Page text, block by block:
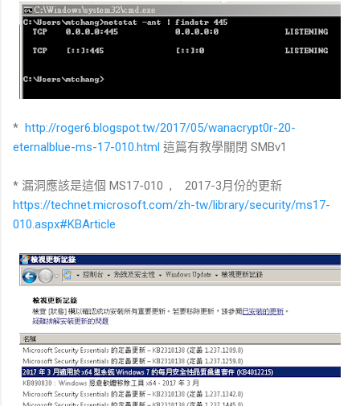
* http://roger6.blogspot.tw/2017/05/wanacrypt0r-20-
eternalblue-ms-17-010.html 這篇有教學關閉 SMBv1
* 漏洞應該是這個 MS17-010 , 2017-3月份的更新
https://technet.microsoft.com/zh-tw/library/security/ms17-
010.aspx#KBArticle